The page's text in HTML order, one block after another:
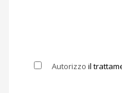
Autorizzo il